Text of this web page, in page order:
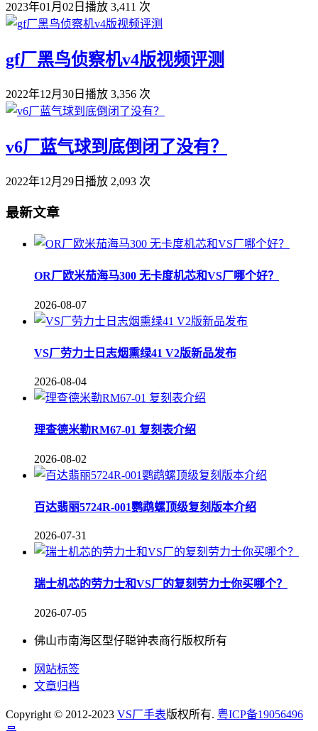
2023年01月02日 播放 3,411 次
gf厂黑鸟侦察机v4版视频评测
2022年12月30日 播放 3,356 次
v6厂蓝气球到底倒闭了没有？
2022年12月29日 播放 2,093 次
最新文章
OR厂欧米茄海马300 无卡度机芯和VS厂哪个好？
2026-08-07
VS厂劳力士日志烟熏绿41 V2版新品发布
2026-08-04
理查德米勒RM67-01 复刻表介绍
2026-08-02
百达翡丽5724R-001鹦鹉螺顶级复刻版本介绍
2026-07-31
瑞士机芯的劳力士和VS厂的复刻劳力士你买哪个？
2026-07-05
佛山市南海区型仔聪钟表商行版权所有
网站标签
文章归档
Copyright © 2012-2023 VS厂手表版权所有. 粤ICP备19056496